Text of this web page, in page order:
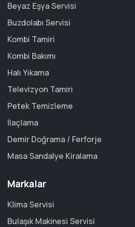
Beyaz Eşya Servisi
Buzdolabı Servisi
Kombi Tamiri
Kombi Bakımı
Halı Yıkama
Televizyon Tamiri
Petek Temizleme
İlaçlama
Demir Doğrama / Ferforje
Masa Sandalye Kiralama
Markalar
Klima Servisi
Bulaşık Makinesi Servisi